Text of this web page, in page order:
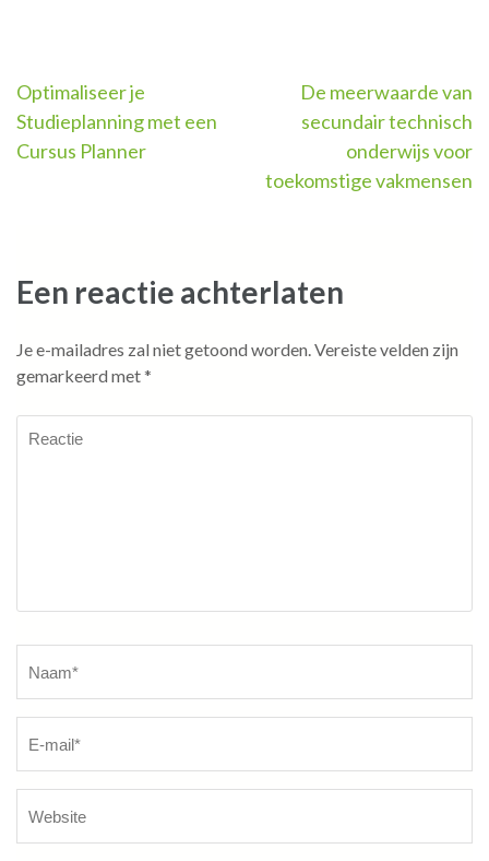
Berichtnavigatie
Optimaliseer je
Studieplanning met een
Cursus Planner
De meerwaarde van
secundair technisch
onderwijs voor
toekomstige vakmensen
Een reactie achterlaten
Je e-mailadres zal niet getoond worden.Vereiste velden zijn
gemarkeerd met*